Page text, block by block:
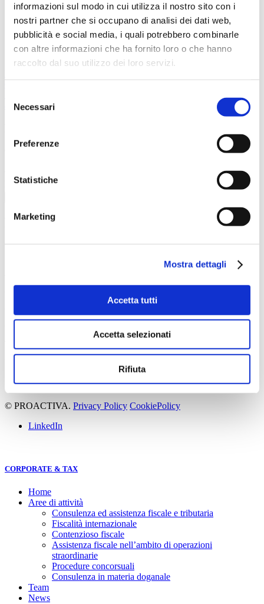
informazioni sul modo in cui utilizza il nostro sito con i
nostri partner che si occupano di analisi dei dati web,
pubblicità e social media, i quali potrebbero combinarle
con altre informazioni che ha fornito loro o che hanno
raccolto dal suo utilizzo dei loro servizi.
delNecessari
Preferenze
Statistiche
Marketing
Mostra dettagli
Accetta tutti
Accetta selezionati
Rifiuta
All
Merger & Acquisitions
Pianificazione Strategica
Organizzazione e Controllo
Ristrutturazione Aziendale
americana – settore waste management
Email
Network
20123 Milano
© PROACTIVA. Privacy Policy CookiePolicy
LinkedIn
CORPORATE & TAX
Home
Aree di attività
Consulenza ed assistenza fiscale e tributaria
Fiscalità internazionale
Contenzioso fiscale
Assistenza fiscale nell’ambito di operazioni
straordinarie
Procedure concorsuali
Consulenza in materia doganale
Team
News